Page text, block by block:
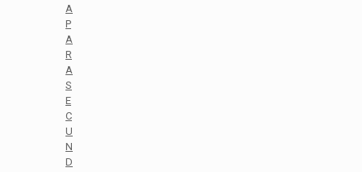
A
P
A
R
A
S
E
C
U
N
D